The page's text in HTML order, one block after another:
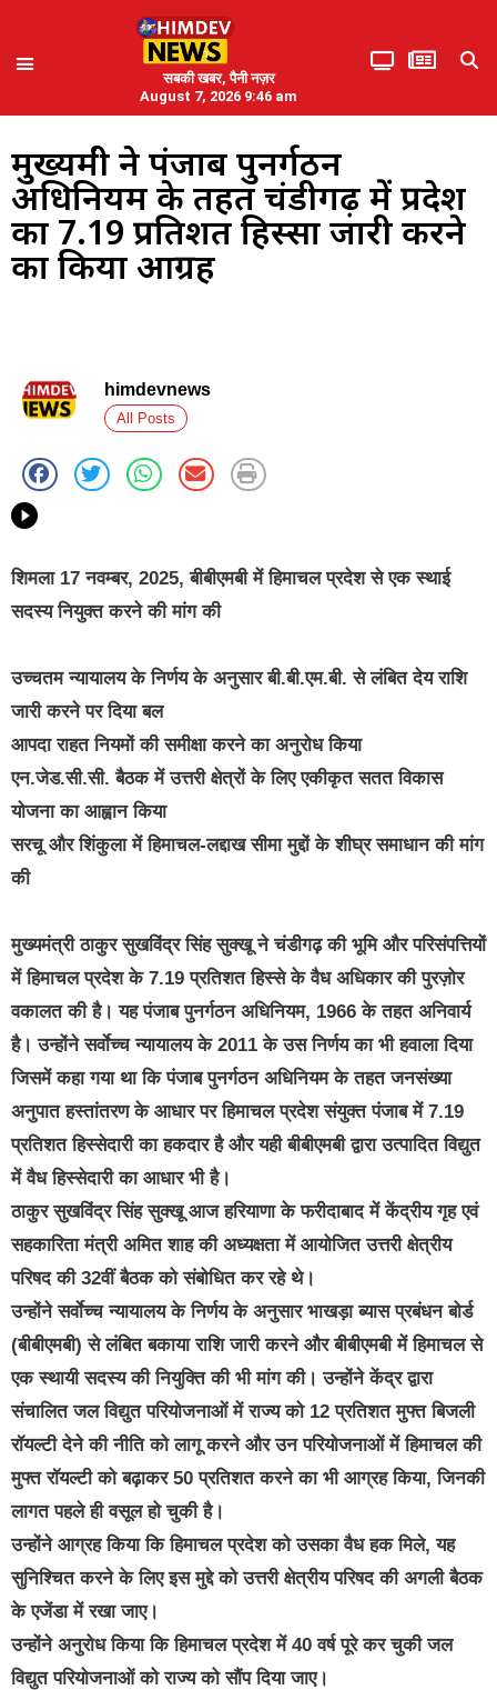
सबकी खबर, पैनी नज़र
August 7, 2026 9:46 am
मुख्यमंत्री ने पंजाब पुनर्गठन
अधिनियम के तहत चंडीगढ़ में प्रदेश
का 7.19 प्रतिशत हिस्सा जारी करने
का किया आग्रह
himdevnews
All Posts
शिमला 17 नवम्बर, 2025, बीबीएमबी में हिमाचल प्रदेश से एक स्थाई
सदस्य नियुक्त करने की मांग की
उच्चतम न्यायालय के निर्णय के अनुसार बी.बी.एम.बी. से लंबित देय राशि
जारी करने पर दिया बल
आपदा राहत नियमों की समीक्षा करने का अनुरोध किया
एन.जेड.सी.सी. बैठक में उत्तरी क्षेत्रों के लिए एकीकृत सतत विकास
योजना का आह्वान किया
सरचू और शिंकुला में हिमाचल-लद्दाख सीमा मुद्दों के शीघ्र समाधान की मांग
की
मुख्यमंत्री ठाकुर सुखविंद्र सिंह सुक्खू ने चंडीगढ़ की भूमि और परिसंपत्तियों
में हिमाचल प्रदेश के 7.19 प्रतिशत हिस्से के वैध अधिकार की पुरज़ोर
वकालत की है। यह पंजाब पुनर्गठन अधिनियम, 1966 के तहत अनिवार्य
है। उन्होंने सर्वाेच्च न्यायालय के 2011 के उस निर्णय का भी हवाला दिया
जिसमें कहा गया था कि पंजाब पुनर्गठन अधिनियम के तहत जनसंख्या
अनुपात हस्तांतरण के आधार पर हिमाचल प्रदेश संयुक्त पंजाब में 7.19
प्रतिशत हिस्सेदारी का हकदार है और यही बीबीएमबी द्वारा उत्पादित विद्युत
में वैध हिस्सेदारी का आधार भी है।
ठाकुर सुखविंद्र सिंह सुक्खू आज हरियाणा के फरीदाबाद में केंद्रीय गृह एवं
सहकारिता मंत्री अमित शाह की अध्यक्षता में आयोजित उत्तरी क्षेत्रीय
परिषद की 32वीं बैठक को संबोधित कर रहे थे।
उन्होंने सर्वाेच्च न्यायालय के निर्णय के अनुसार भाखड़ा ब्यास प्रबंधन बोर्ड
(बीबीएमबी) से लंबित बकाया राशि जारी करने और बीबीएमबी में हिमाचल से
एक स्थायी सदस्य की नियुक्ति की भी मांग की। उन्होंने केंद्र द्वारा
संचालित जल विद्युत परियोजनाओं में राज्य को 12 प्रतिशत मुफ्त बिजली
रॉयल्टी देने की नीति को लागू करने और उन परियोजनाओं में हिमाचल की
मुफ्त रॉयल्टी को बढ़ाकर 50 प्रतिशत करने का भी आग्रह किया, जिनकी
लागत पहले ही वसूल हो चुकी है।
उन्होंने आग्रह किया कि हिमाचल प्रदेश को उसका वैध हक मिले, यह
सुनिश्चित करने के लिए इस मुद्दे को उत्तरी क्षेत्रीय परिषद की अगली बैठक
के एजेंडा में रखा जाए।
उन्होंने अनुरोध किया कि हिमाचल प्रदेश में 40 वर्ष पूरे कर चुकी जल
विद्युत परियोजनाओं को राज्य को सौंप दिया जाए।